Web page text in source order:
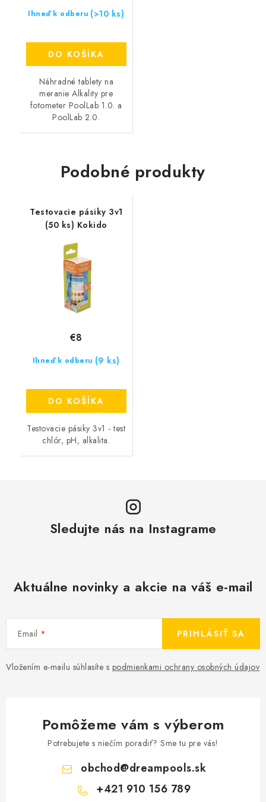
Ihneď k odberu (>10 ks)
DO KOŠÍKA
Náhradné tablety na
meranie Alkality pre
fotometer PoolLab 1.0. a
PoolLab 2.0.
Podobné produkty
Testovacie pásiky 3v1
(50 ks) Kokido
Ihneď k odberu (9 ks)
€8
DO KOŠÍKA
Testovacie pásiky 3v1 - test
chlór, pH, alkalita.
Sledujte nás na Instagrame
Aktuálne novinky a akcie na váš e-mail
Email
Vložením e-mailu súhlasíte s podmienkami ochrany osobných údajov
PRIHLÁSIŤ SA
Pomôžeme vám s výberom
Potrebujete s niečím poradiť? Sme tu pre vás!
obchod@dreampools.sk
+421 910 156 789